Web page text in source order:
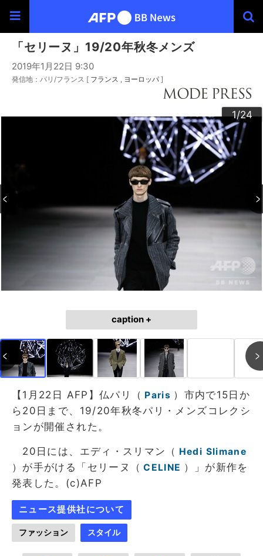
「セリーヌ」19/20年秋冬メンズ
2019年1月22日 9:30
発信地：パリ/フランス [ フランス ヨーロッパ ]
1/24
2/24
3/24
4/24
5/24
6/24
7/24
8/24
9/24
10/24
11/24
12/24
13/24
14/24
15/24
16/24
17/24
18/24
19/24
20/24
21/24
22/24
23/24
24/24
caption +
【1月22日 AFP】仏パリ（ Paris ）市内で15日か
ら20日まで、19/20年秋冬パリ・メンズコレクシ
ョンが開催された。
20日には、エディ・スリマン（ Hedi Slimane
）が手がける「セリーヌ（ CELINE ）」が新作を
発表した。(c)AFP
ニュース提供社について
ファッション スタイル